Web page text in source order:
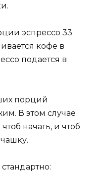
эспрессо 33
кофе в
подается в
порций
В этом случае
начать, и чтоб